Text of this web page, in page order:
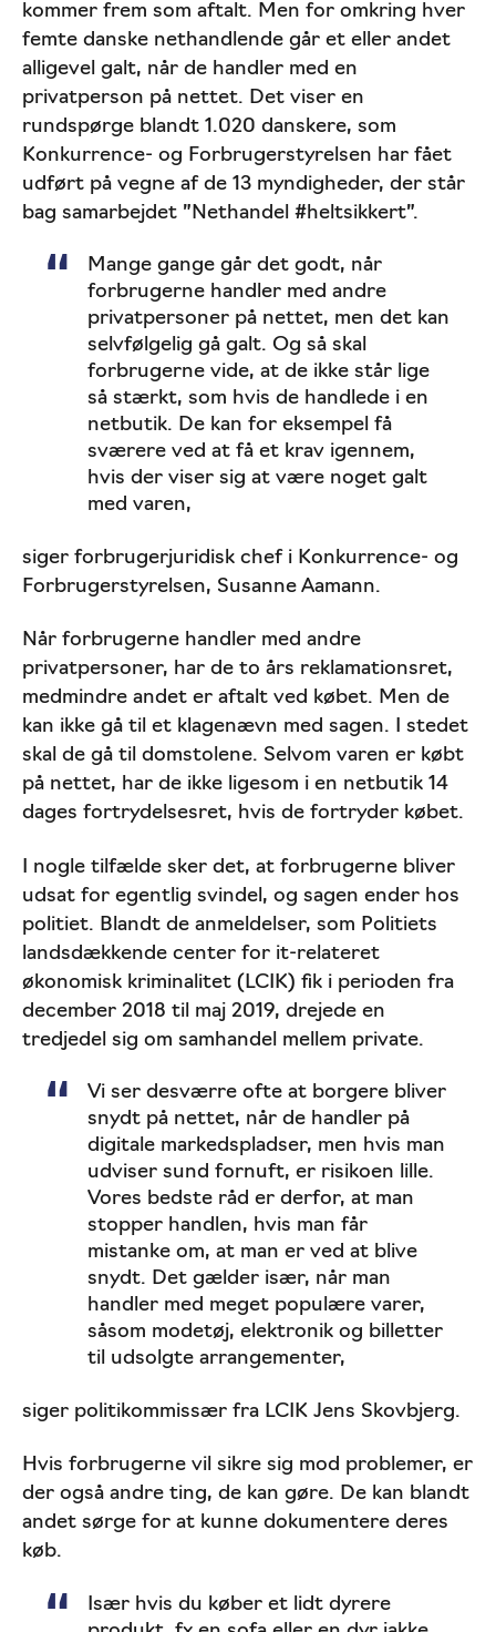
kommer frem som aftalt. Men for omkring hver
femte danske nethandlende går et eller andet
alligevel galt, når de handler med en
privatperson på nettet. Det viser en
rundspørge blandt 1.020 danskere, som
Konkurrence- og Forbrugerstyrelsen har fået
udført på vegne af de 13 myndigheder, der står
bag samarbejdet ”Nethandel #heltsikkert”.
Mange gange går det godt, når
forbrugerne handler med andre
privatpersoner på nettet, men det kan
selvfølgelig gå galt. Og så skal
forbrugerne vide, at de ikke står lige
så stærkt, som hvis de handlede i en
netbutik. De kan for eksempel få
sværere ved at få et krav igennem,
hvis der viser sig at være noget galt
med varen,
siger forbrugerjuridisk chef i Konkurrence- og
Forbrugerstyrelsen, Susanne Aamann.
Når forbrugerne handler med andre
privatpersoner, har de to års reklamationsret,
medmindre andet er aftalt ved købet. Men de
kan ikke gå til et klagenævn med sagen. I stedet
skal de gå til domstolene. Selvom varen er købt
på nettet, har de ikke ligesom i en netbutik 14
dages fortrydelsesret, hvis de fortryder købet.
I nogle tilfælde sker det, at forbrugerne bliver
udsat for egentlig svindel, og sagen ender hos
politiet. Blandt de anmeldelser, som Politiets
landsdækkende center for it-relateret
økonomisk kriminalitet (LCIK) fik i perioden fra
december 2018 til maj 2019, drejede en
tredjedel sig om samhandel mellem private.
Vi ser desværre ofte at borgere bliver
snydt på nettet, når de handler på
digitale markedspladser, men hvis man
udviser sund fornuft, er risikoen lille.
Vores bedste råd er derfor, at man
stopper handlen, hvis man får
mistanke om, at man er ved at blive
snydt. Det gælder især, når man
handler med meget populære varer,
såsom modetøj, elektronik og billetter
til udsolgte arrangementer,
siger politikommissær fra LCIK Jens Skovbjerg.
Hvis forbrugerne vil sikre sig mod problemer, er
der også andre ting, de kan gøre. De kan blandt
andet sørge for at kunne dokumentere deres
køb.
Især hvis du køber et lidt dyrere